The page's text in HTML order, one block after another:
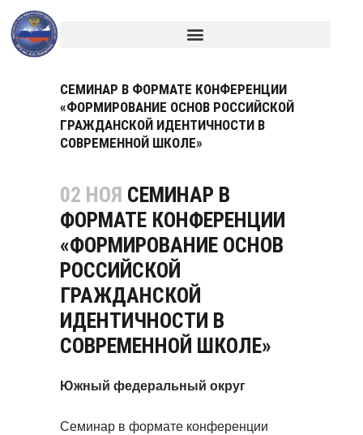
СЕМИНАР В ФОРМАТЕ КОНФЕРЕНЦИИ
«ФОРМИРОВАНИЕ ОСНОВ РОССИЙСКОЙ
ГРАЖДАНСКОЙ ИДЕНТИЧНОСТИ В
СОВРЕМЕННОЙ ШКОЛЕ»
02 НОЯ СЕМИНАР В
ФОРМАТЕ КОНФЕРЕНЦИИ
«ФОРМИРОВАНИЕ ОСНОВ
РОССИЙСКОЙ
ГРАЖДАНСКОЙ
ИДЕНТИЧНОСТИ В
СОВРЕМЕННОЙ ШКОЛЕ»
Южный федеральный округ
Семинар в формате конференции